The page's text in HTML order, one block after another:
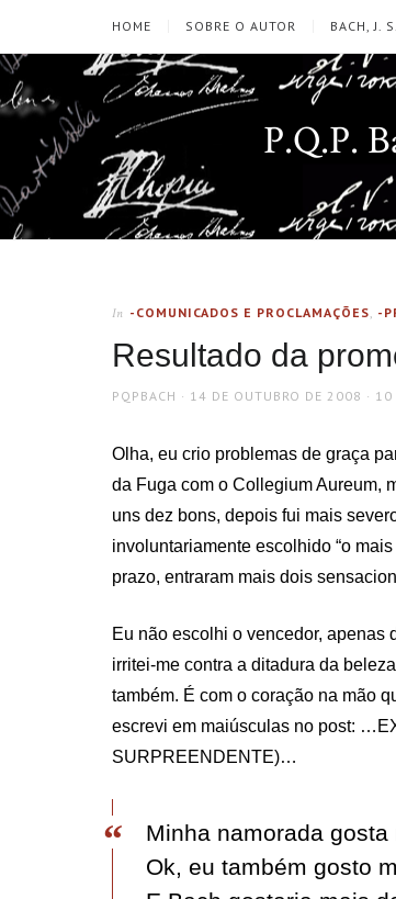
HOME SOBRE O AUTOR BACH, J. S.
P.Q.P.
In -COMUNICADOS E PROCLAMAÇÕES, -
Resultado da
AUTHOR
PQPBACH
POSTED
14 DE OUTUBRO DE 2008 10
Olha, eu crio problemas de graça
da Fuga com o Collegium Aureum,
uns dez bons, depois fui mais
involuntariamente escolhido “o
prazo, entraram mais dois
Eu não escolhi o vencedor, apenas
irritei-me contra a ditadura da
também. É com o coração na mão
escrevi em maiúsculas no post:
SURPREENDENTE)…
Minha namorada
Ok, eu também gosto